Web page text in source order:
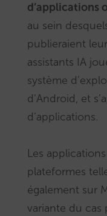
d’applications
au sein
publieraient
assistants IA
système
d’Android, et
d’applications.
Les
plateformes
également sur
variante du cas